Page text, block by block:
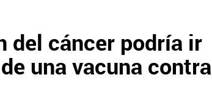
del cáncer podría ir
una vacuna contra